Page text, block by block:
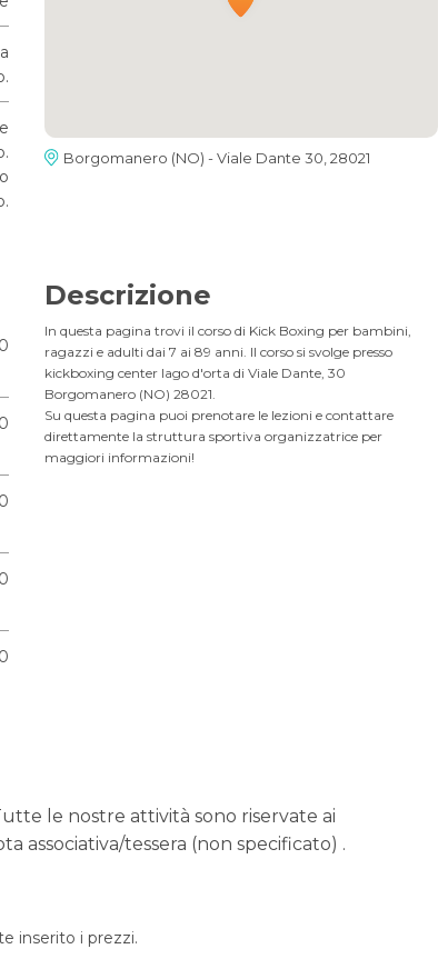
Borgomanero (NO) - Viale Dante 30, 28021
Descrizione
In questa pagina trovi il corso di Kick Boxing per bambini,
ragazzi e adulti dai 7 ai 89 anni. Il corso si svolge presso
kickboxing center lago d'orta di Viale Dante, 30
Borgomanero (NO) 28021.
Su questa pagina puoi prenotare le lezioni e contattare
direttamente la struttura sportiva organizzatrice per
maggiori informazioni!
le nostre attività sono riservate ai
associativa/tessera (non specificato) .
inserito i prezzi.